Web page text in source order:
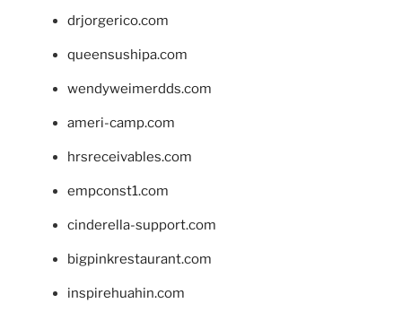
drjorgerico.com
queensushipa.com
wendyweimerdds.com
ameri-camp.com
hrsreceivables.com
empconst1.com
cinderella-support.com
bigpinkrestaurant.com
inspirehuahin.com